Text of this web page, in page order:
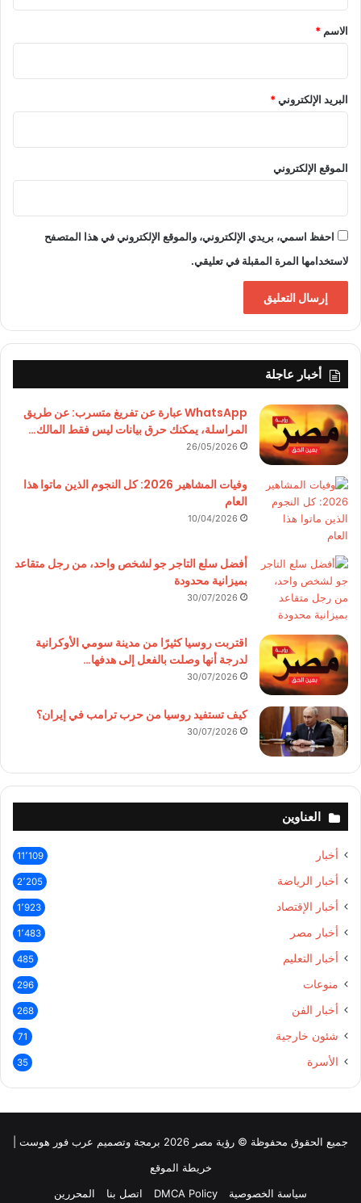
*
الاسم *
البريد الإلكتروني*
الموقع الإلكتروني
احفظ اسمي، بريدي الإلكتروني، والموقع الإلكتروني في هذا المتصفح
لاستخدامها المرة المقبلة في تعليقي.
أخبار عاجلة
WhatsApp عبارة عن تفريغ متسرب: عن طريق
المراسلة، يمكنك حرق بيانات ليس فقط المالك…
26/05/2026
وفيات المشاهير 2026: كل النجوم الذين ماتوا هذا
العام
10/04/2026
أفضل سلع التاجر جو لشخص واحد، من رجل متقاعد
بميزانية محدودة
30/07/2026
اقتربت روسيا كثيرًا من مدينة سومي الأوكرانية
لدرجة أنها وصلت بالفعل إلى هدفها…
30/07/2026
كيف تستفيد روسيا من حرب ترامب في إيران؟
30/07/2026
العناوين
أخبار 11٬109
أخبار الرياضة 2٬205
أخبار الإقتصاد 1٬923
أخبار مصر 1٬483
أخبار التعليم 485
منوعات 296
أخبار الفن 268
شئون خارجية 71
الأسرة 35
جميع الحقوق محفوظة © رؤية مصر 2026 برمجة وتصميم عرب فور هوست |
خريطة الموقع
سياسة الخصوصية
DMCA Policy اتصل بنا المحررين